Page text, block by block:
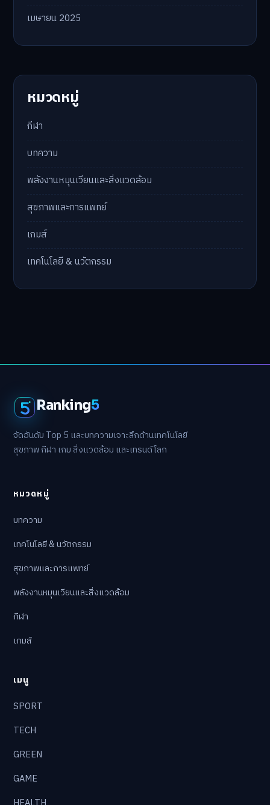
เมษายน 2025
หมวดหมู่
กีฬา
บทความ
พลังงานหมุนเวียนและสิ่งแวดล้อม
สุขภาพและการแพทย์
เกมส์
เทคโนโลยี & นวัตกรรม
Ranking5
จัดอันดับ Top 5 และบทความเจาะลึกด้านเทคโนโลยี
สุขภาพ กีฬา เกม สิ่งแวดล้อม และเทรนด์โลก
หมวดหมู่
บทความ
เทคโนโลยี & นวัตกรรม
สุขภาพและการแพทย์
พลังงานหมุนเวียนและสิ่งแวดล้อม
กีฬา
เกมส์
เมนู
SPORT
TECH
GREEN
GAME